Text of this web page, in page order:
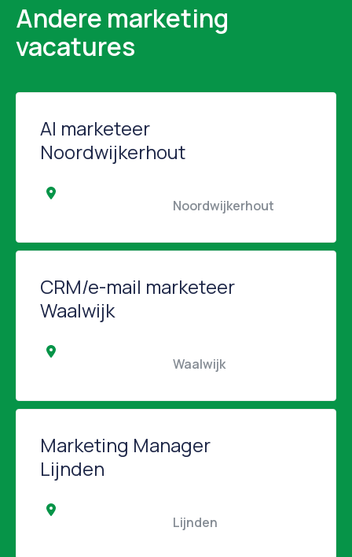
Andere marketing
vacatures
AI marketeer
Noordwijkerhout
CRM/e-mail marketeer
Waalwijk
                                                Waalwijk
Marketing Manager
Lijnden